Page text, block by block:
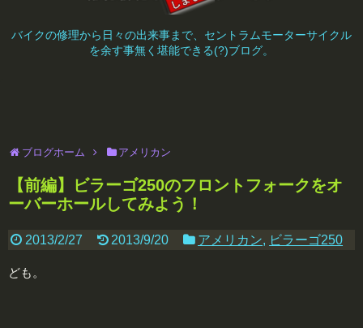
バイクの修理から日々の出来事まで、セントラムモーターサイクル
を余す事無く堪能できる(?)ブログ。
ブログホーム アメリカン
【前編】ビラーゴ250のフロントフォークをオ
ーバーホールしてみよう！
2013/2/27 2013/9/20 アメリカン, ビラーゴ250
ども。